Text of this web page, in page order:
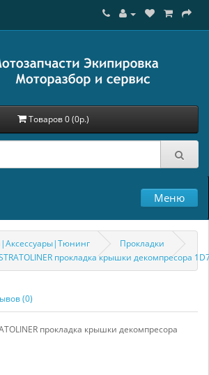
Товаров 0 (0р.)
Меню
Прокладки
прокладка крышки декомпресора
(0)
прокладка крышки декомпресора